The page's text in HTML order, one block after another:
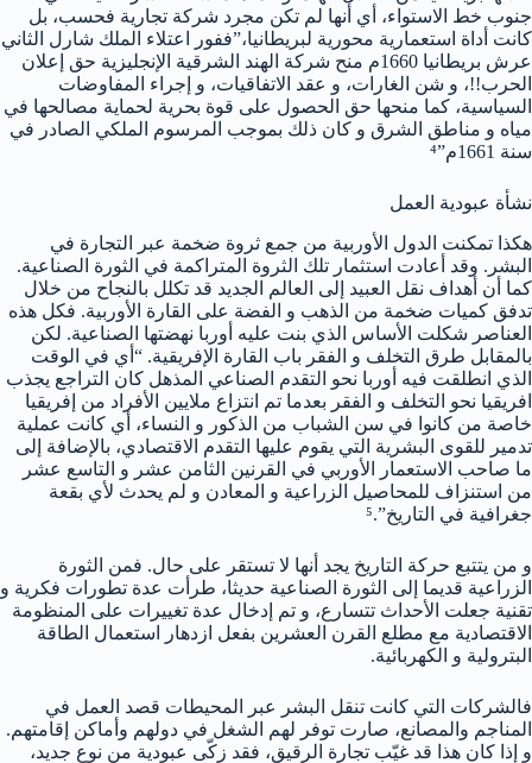
جنوب خط الاستواء، أي أنها لم تكن مجرد شركة تجارية فحسب، بل
كانت أداة استعمارية محورية لبريطانيا،”ففور اعتلاء الملك شارل الثاني
عرش بريطانيا 1660م منح شركة الهند الشرقية الإنجليزية حق إعلان
الحرب!!، و شن الغارات، و عقد الاتفاقيات، و إجراء المفاوضات
السياسية، كما منحها حق الحصول على قوة بحرية لحماية مصالحها في
مياه و مناطق الشرق و كان ذلك بموجب المرسوم الملكي الصادر في
سنة 1661م”⁴
نشأة عبودية العمل
هكذا تمكنت الدول الأوربية من جمع ثروة ضخمة عبر التجارة في
البشر. وقد أعادت استثمار تلك الثروة المتراكمة في الثورة الصناعية.
كما أن أهداف نقل العبيد إلى العالم الجديد قد تكلل بالنجاح من خلال
تدفق كميات ضخمة من الذهب و الفضة على القارة الأوربية. فكل هذه
العناصر شكلت الأساس الذي بنت عليه أوربا نهضتها الصناعية. لكن
بالمقابل طرق التخلف و الفقر باب القارة الإفريقية. “أي في الوقت
الذي انطلقت فيه أوربا نحو التقدم الصناعي المذهل كان التراجع يجذب
افريقيا نحو التخلف و الفقر بعدما تم انتزاع ملايين الأفراد من إفريقيا
خاصة من كانوا في سن الشباب من الذكور و النساء، أي كانت عملية
تدمير للقوى البشرية التي يقوم عليها التقدم الاقتصادي، بالإضافة إلى
ما صاحب الاستعمار الأوربي في القرنين الثامن عشر و التاسع عشر
من استنزاف للمحاصيل الزراعية و المعادن و لم يحدث لأي بقعة
جغرافية في التاريخ”.⁵
و من يتتبع حركة التاريخ يجد أنها لا تستقر على حال. فمن الثورة
الزراعية قديما إلى الثورة الصناعية حديثا، طرأت عدة تطورات فكرية و
تقنية جعلت الأحداث تتسارع، و تم إدخال عدة تغييرات على المنظومة
الاقتصادية مع مطلع القرن العشرين بفعل ازدهار استعمال الطاقة
البترولية و الكهربائية.
فالشركات التي كانت تنقل البشر عبر المحيطات قصد العمل في
المناجم والمصانع، صارت توفر لهم الشغل في دولهم وأماكن إقامتهم.
و إذا كان هذا قد غيّب تجارة الرقيق، فقد زكّى عبودية من نوع جديد،